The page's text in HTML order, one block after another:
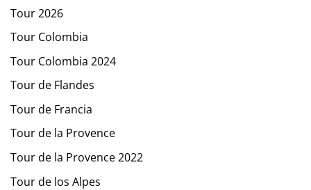
Tour 2026
Tour Colombia
Tour Colombia 2024
Tour de Flandes
Tour de Francia
Tour de la Provence
Tour de la Provence 2022
Tour de los Alpes